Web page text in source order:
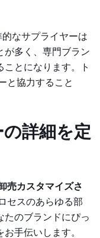
的なサプライヤーは
が多く、専門ブラン
ことになります。ト
と協力すること
詳細を定
売カスタマイズさ
セスのあらゆる部
たのブランドにぴっ
手伝いします。